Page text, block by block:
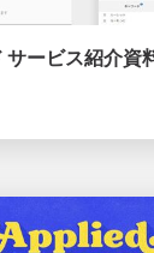
サービス紹介資